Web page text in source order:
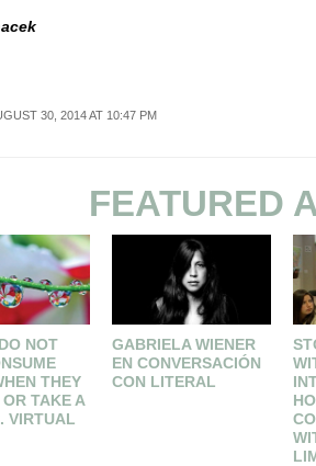
30, 2014 AT 10:47 PM
FEATURED
NOT
THEY
TAKE A
VIRTUAL
GABRIELA WIENER
EN CONVERSACIÓN
CON LITERAL